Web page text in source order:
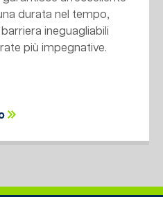
durata nel tempo,
ineguagliabili
più impegnative.